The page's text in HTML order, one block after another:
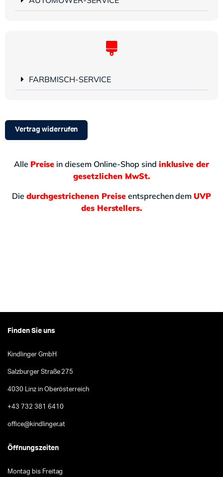
FARBMISCH-SERVICE
Vertrag widerrufen
Alle Preise in diesem Online-Shop sind inklusive der
gesetzlichen MwSt.
Die durchgestrichenen Preiseentsprechen dem UVP
des Herstellers.
Finden Sie uns
Kindlinger GmbH
Salzburger Straße 275
4030 Linz in Oberösterreich
+43 732 381 6410
office@kindlinger.at
Öffnungszeiten
Montag bis Freitag